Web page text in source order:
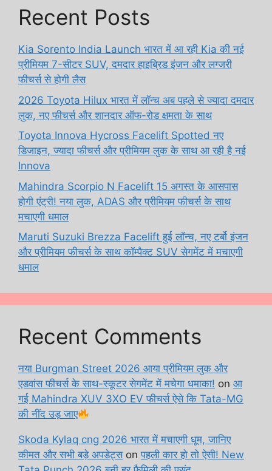
Recent Posts
Kia Sorento India Launch भारत में आ रही Kia की नई
प्रीमियम 7-सीटर SUV, दमदार हाइब्रिड इंजन और लग्जरी
फीचर्स से होगी लैस
2026 Toyota Hilux भारत में लॉन्च अब पहले से ज्यादा दमदार
लुक, नए फीचर्स और शानदार ऑफ-रोड क्षमता के साथ
Toyota Innova Hycross Facelift Spotted नए
डिजाइन, ज्यादा फीचर्स और प्रीमियम लुक के साथ आ रही है नई
Innova
Mahindra Scorpio N Facelift 15 अगस्त के आसपास
होगी एंट्री! नया लुक, ADAS और प्रीमियम फीचर्स के साथ
मचाएगी धमाल
Maruti Suzuki Brezza Facelift हुई लॉन्च, नए टर्बो इंजन
और प्रीमियम फीचर्स के साथ कॉम्पैक्ट SUV सेगमेंट में मचाएगी
धमाल
Recent Comments
नया Burgman Street 2026 आया प्रीमियम लुक और
एडवांस फीचर्स के साथ-स्कूटर सेगमेंट में मचेगा धमाका! on आ
गई Mahindra XUV 3XO EV फीचर्स ऐसे कि Tata-MG
की नींद उड़ जाए
Skoda Kylaq cng 2026 भारत में मचाएगी धूम, जानिए
कीमत और सभी बड़े अपडेट्सonपहली कार हो तो ऐसी! New